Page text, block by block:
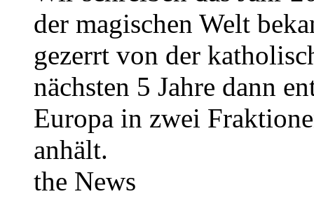
der magischen Welt
gezerrt von der
nächsten 5 Jahre dann
Europa in zwei
anhält.
the News